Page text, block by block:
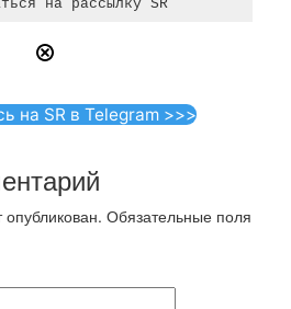
на SR в Telegram >>>
Обязательные поля